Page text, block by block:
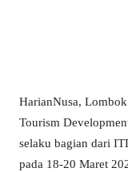
HarianNusa,
Tourism
selaku bagian dari
pada 18-20 Maret